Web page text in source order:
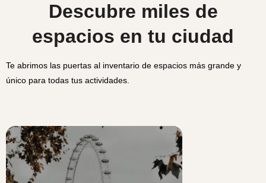
Descubre miles de
espacios en tu ciudad
Te abrimos las puertas al inventario de espacios más grande y
único para todas tus actividades.